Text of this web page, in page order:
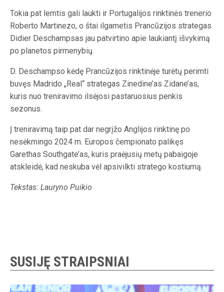
Tokia pat lemtis gali laukti ir Portugalijos rinktinės trenerio
Roberto Martinezo, o štai ilgametis Prancūzijos strategas
Didier Deschampsas jau patvirtino apie laukiantį išvykimą
po planetos pirmenybių.
D. Deschampso kėdę Prancūzijos rinktinėje turėtų perimti
buvęs Madrido „Real“ strategas Zinedine’as Zidane’as,
kuris nuo treniravimo ilsėjosi pastaruosius penkis
sezonus.
Į treniravimą taip pat dar negrįžo Anglijos rinktinę po
nesėkmingo 2024 m. Europos čempionato palikęs
Garethas Southgate’as, kuris praėjusių metų pabaigoje
atskleidė, kad neskuba vėl apsivilkti stratego kostiumą.
Tekstas: Lauryno Puikio
SUSIJĘ STRAIPSNIAI